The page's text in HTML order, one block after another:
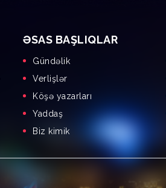
ƏSAS BAŞLIQLAR
Gündəlik
Verlişlər
Köşə yazarları
Yaddaş
Biz kimik